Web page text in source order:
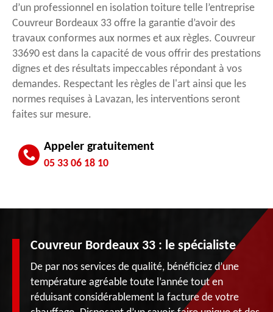
d’un professionnel en isolation toiture telle l’entreprise
Couvreur Bordeaux 33 offre la garantie d’avoir des
travaux conformes aux normes et aux règles. Couvreur
33690 est dans la capacité de vous offrir des prestations
dignes et des résultats impeccables répondant à vos
demandes. Respectant les règles de l'art ainsi que les
normes requises à Lavazan, les interventions seront
faites sur mesure.
Appeler gratuitement
05 33 06 18 10
Couvreur Bordeaux 33 : le spécialiste
De par nos services de qualité, bénéficiez d’une
température agréable toute l’année tout en
réduisant considérablement la facture de votre